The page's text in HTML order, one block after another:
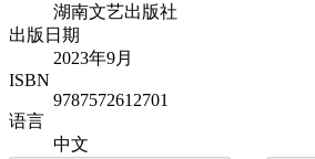
湖南文艺出版社
出版日期
2023年9月
ISBN
9787572612701
语言
中文